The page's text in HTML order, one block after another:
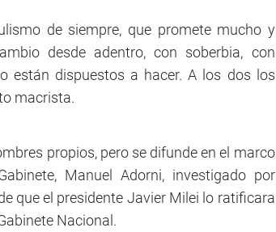
de siempre, que promete mucho y
desde adentro, con soberbia, con
están dispuestos a hacer. A los dos los
macrista.
propios, pero se difunde en el marco
Manuel Adorni, investigado por
que el presidente Javier Milei lo ratificara
Nacional.